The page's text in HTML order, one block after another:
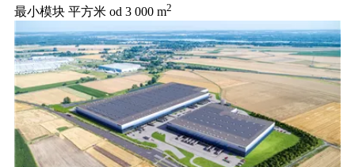
最小模块 平方米 od 3 000 m2